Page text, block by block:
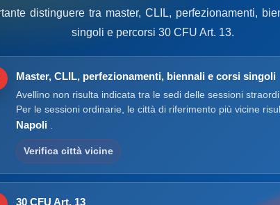
distinguere tra master, CLIL, perfezionamenti,
singoli e percorsi 30 CFU Art. 13.
Master, CLIL, perfezionamenti, biennali e corsi singoli
Avellino non risulta indicata tra le sedi delle sessioni
Per le sessioni ordinarie, le città di riferimento più vicine
Napoli
Verifica città vicine
30 CFU Art. 13